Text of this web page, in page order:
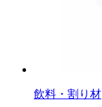
飲料・割り材